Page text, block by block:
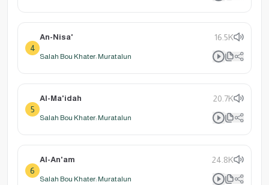
4
An-Nisa' 16.5K
Salah Bou Khater: Muratalun
5
Al-Ma'idah 20.7K
Salah Bou Khater: Muratalun
6
Al-An'am 24.8K
Salah Bou Khater: Muratalun